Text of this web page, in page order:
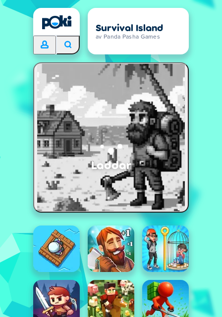
Survival Island
av Panda Pasha Games
Laddar